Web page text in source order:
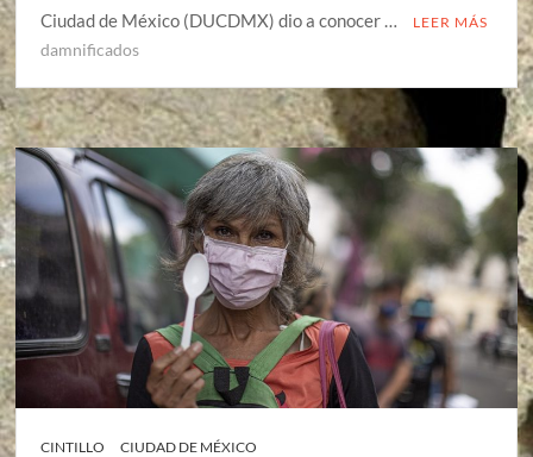
Ciudad de México (DUCDMX) dio a conocer …
LEER MÁS
damnificados
CINTILLO
CIUDAD DE MÉXICO